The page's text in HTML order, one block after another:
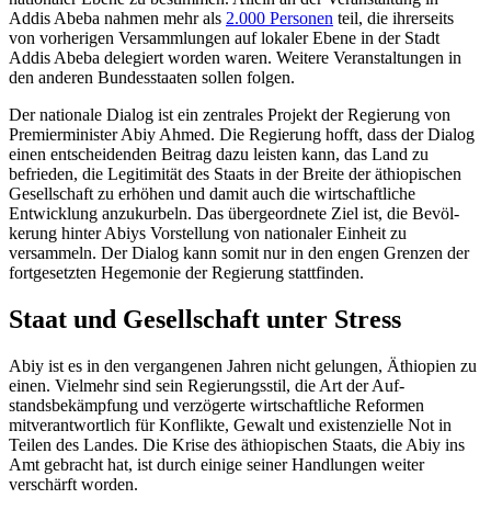
Addis Abeba nahmen mehr als 2.000 Personen teil, die ihrerseits
von vorherigen Versammlungen auf lokaler Ebene in der Stadt
Addis Abeba delegiert worden waren. Weitere Veranstaltungen in
den anderen Bundesstaaten sollen folgen.
Der nationale Dialog ist ein zentrales Projekt der Regierung von
Premierminister Abiy Ahmed. Die Regierung hofft, dass der Dialog
einen entscheidenden Beitrag dazu leisten kann, das Land zu
befrieden, die Legitimität des Staats in der Breite der äthiopischen
Gesellschaft zu erhöhen und damit auch die wirtschaftliche
Entwicklung anzukurbeln. Das übergeordnete Ziel ist, die Bevöl­
kerung hinter Abiys Vorstellung von nationaler Einheit zu
versammeln. Der Dialog kann somit nur in den engen Gren­zen der
fortgesetzten Hegemonie der Regie­rung stattfinden.
Staat und Gesellschaft unter Stress
Abiy ist es in den vergangenen Jahren nicht gelungen, Äthiopien zu
einen. Vielmehr sind sein Regierungsstil, die Art der Auf­
standsbekämpfung und verzögerte wirt­schaftliche Reformen
mitverantwortlich für Konflikte, Gewalt und existenzielle Not in
Teilen des Landes. Die Krise des äthiopischen Staats, die Abiy ins
Amt gebracht hat, ist durch einige seiner Handlungen weiter
verschärft worden.